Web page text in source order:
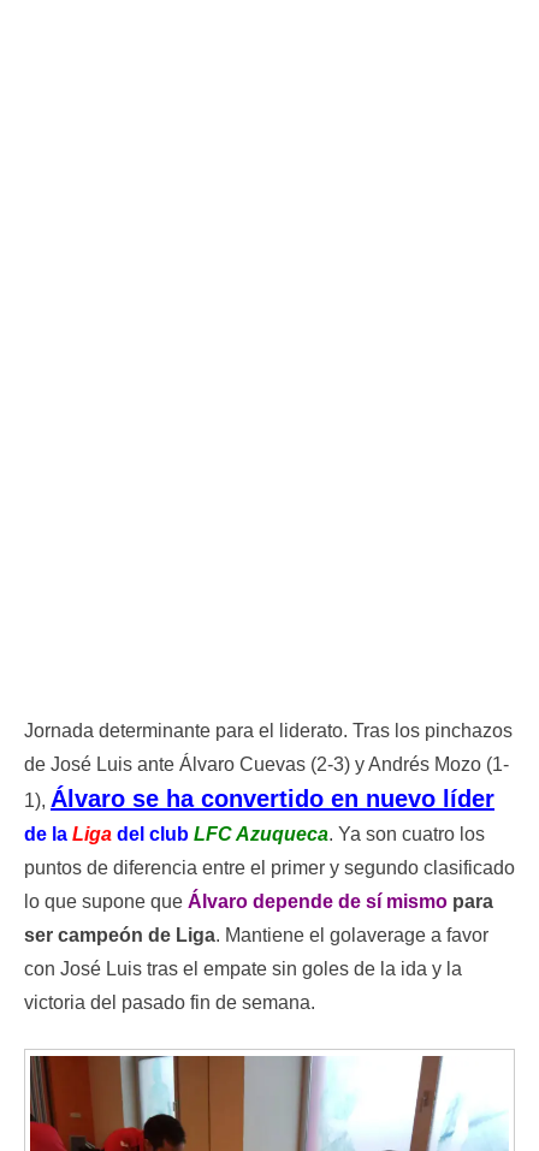
Jornada determinante para el liderato. Tras los pinchazos
de José Luis ante Álvaro Cuevas (2-3) y Andrés Mozo (1-
1), Álvaro se ha convertido en nuevo líder
de la Liga del club LFC Azuqueca. Ya son cuatro los
puntos de diferencia entre el primer y segundo clasificado
lo que supone que Álvaro depende de sí mismo para
ser campeón de Liga. Mantiene el golaverage a favor
con José Luis tras el empate sin goles de la ida y la
victoria del pasado fin de semana.